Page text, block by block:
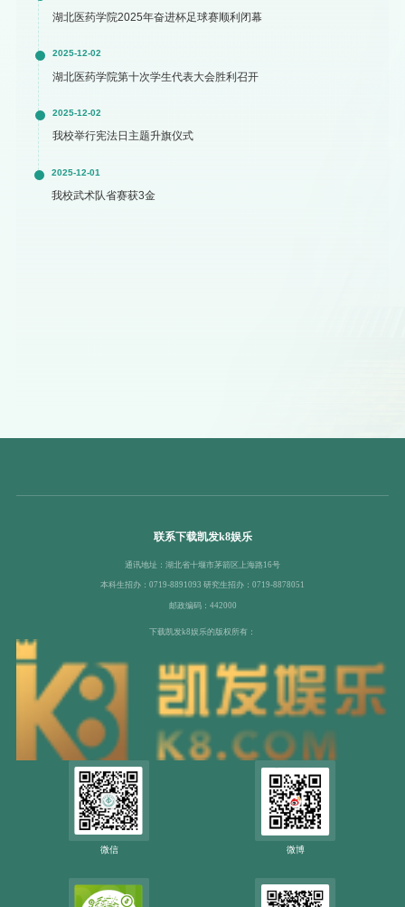
湖北医药学院2025年奋进杯足球赛顺利闭幕
2025-12-02
湖北医药学院第十次学生代表大会胜利召开
2025-12-02
我校举行宪法日主题升旗仪式
2025-12-01
我校武术队省赛获3金
联系下载凯发k8娱乐
通讯地址：湖北省十堰市茅箭区上海路16号
本科生招办：0719-8891093 研究生招办：0719-8878051
邮政编码：442000
下载凯发k8娱乐的版权所有：
微信 微博